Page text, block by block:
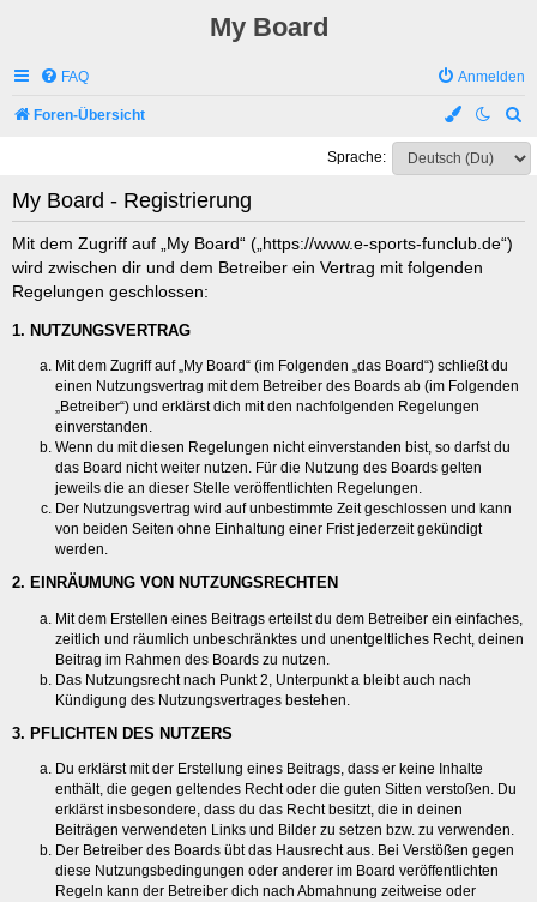
My Board
FAQ Anmelden
Foren-Übersicht
u
c
Sprache:
My Board - Registrierung
Mit dem Zugriff auf „My Board“ („https://www.e-sports-funclub.de“)
wird zwischen dir und dem Betreiber ein Vertrag mit folgenden
Regelungen geschlossen:
1. NUTZUNGSVERTRAG
Mit dem Zugriff auf „My Board“ (im Folgenden „das Board“) schließt du
einen Nutzungsvertrag mit dem Betreiber des Boards ab (im Folgenden
„Betreiber“) und erklärst dich mit den nachfolgenden Regelungen
einverstanden.
Wenn du mit diesen Regelungen nicht einverstanden bist, so darfst du
das Board nicht weiter nutzen. Für die Nutzung des Boards gelten
jeweils die an dieser Stelle veröffentlichten Regelungen.
Der Nutzungsvertrag wird auf unbestimmte Zeit geschlossen und kann
von beiden Seiten ohne Einhaltung einer Frist jederzeit gekündigt
werden.
2. EINRÄUMUNG VON NUTZUNGSRECHTEN
Mit dem Erstellen eines Beitrags erteilst du dem Betreiber ein einfaches,
zeitlich und räumlich unbeschränktes und unentgeltliches Recht, deinen
Beitrag im Rahmen des Boards zu nutzen.
Das Nutzungsrecht nach Punkt 2, Unterpunkt a bleibt auch nach
Kündigung des Nutzungsvertrages bestehen.
3. PFLICHTEN DES NUTZERS
Du erklärst mit der Erstellung eines Beitrags, dass er keine Inhalte
enthält, die gegen geltendes Recht oder die guten Sitten verstoßen. Du
erklärst insbesondere, dass du das Recht besitzt, die in deinen
Beiträgen verwendeten Links und Bilder zu setzen bzw. zu verwenden.
Der Betreiber des Boards übt das Hausrecht aus. Bei Verstößen gegen
diese Nutzungsbedingungen oder anderer im Board veröffentlichten
Regeln kann der Betreiber dich nach Abmahnung zeitweise oder